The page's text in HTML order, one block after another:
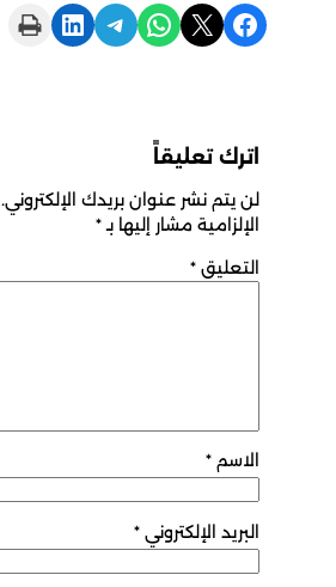
Share on Facebook
Share on X
Share on WhatsApp
Share on Telegram
Share on LinkedIn
Print this Page
اترك تعليقاً
لن يتم نشر عنوان بريدك الإلكتروني.
الإلزامية مشار إليها بـ*
التعليق *
الاسم *
البريد الإلكتروني *